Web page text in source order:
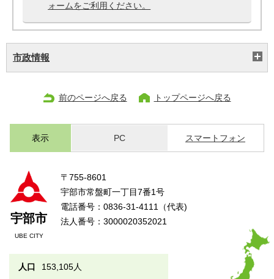
ォームをご利用ください。
市政情報
前のページへ戻る トップページへ戻る
表示 PC スマートフォン
宇部市
UBE CITY
〒755-8601
宇部市常盤町一丁目7番1号
電話番号：0836-31-4111（代表)
法人番号：3000020352021
人口
153,105人